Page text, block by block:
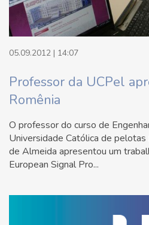
05.09.2012 | 14:07
Professor da UCPel
Romênia
O professor do curso de
Universidade Católica de
de Almeida apresentou um
European Signal Pro...